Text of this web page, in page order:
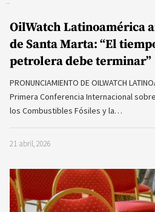
OilWatch Latinoamérica
de Santa Marta: “El
petrolera debe terminar”
PRONUNCIAMIENTO DE OILWATCH
Primera Conferencia Internacional
los Combustibles Fósiles y la…
21 abril, 2026